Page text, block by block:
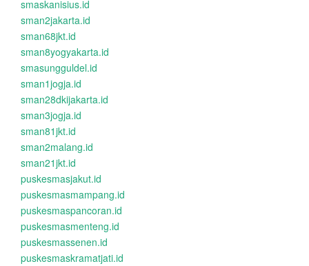
smaskanisius.id
sman2jakarta.id
sman68jkt.id
sman8yogyakarta.id
smasungguldel.id
sman1jogja.id
sman28dkijakarta.id
sman3jogja.id
sman81jkt.id
sman2malang.id
sman21jkt.id
puskesmasjakut.id
puskesmasmampang.id
puskesmaspancoran.id
puskesmasmenteng.id
puskesmassenen.id
puskesmaskramatjati.id